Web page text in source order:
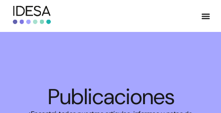
Publicaciones